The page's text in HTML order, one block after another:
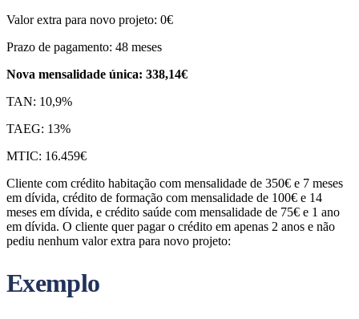
Valor extra para novo projeto: 0€
Prazo de pagamento: 48 meses
Nova mensalidade única: 338,14€
TAN: 10,9%
TAEG: 13%
MTIC: 16.459€
Cliente com crédito habitação com mensalidade de 350€ e 7 meses
em dívida, crédito de formação com mensalidade de 100€ e 14
meses em dívida, e crédito saúde com mensalidade de 75€ e 1 ano
em dívida. O cliente quer pagar o crédito em apenas 2 anos e não
pediu nenhum valor extra para novo projeto:
Exemplo